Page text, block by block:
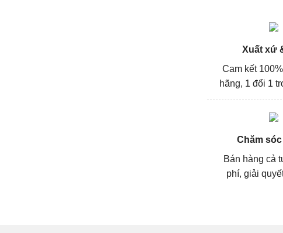
Xuất xứ
Cam kết
hãng, 1 đổi 1
Chăm
Bán hàng cả
phí, giải